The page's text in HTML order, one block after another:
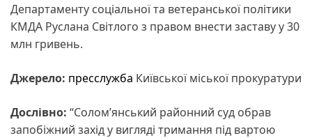
Департаменту соціальної та ветеранської політики
КМДА Руслана Світлого з правом внести заставу у 30
млн гривень.
Джерело: пресслужба Київської міської прокуратури
Дослівно: “Солом’янський районний суд обрав
запобіжний захід у вигляді тримання під вартою